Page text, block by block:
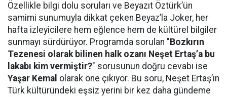
Özellikle bilgi dolu soruları ve Beyazıt Öztürk’ün
samimi sunumuyla dikkat çeken Beyaz’la Joker, her
hafta izleyicilere hem eğlence hem de kültürel bilgiler
sunmayı sürdürüyor. Programda sorulan " Bozkırın
Tezenesi olarak bilinen halk ozanı Neşet Ertaş’a bu
lakabı kim vermiştir?" sorusunun doğru cevabı ise
Yaşar Kemal olarak öne çıkıyor. Bu soru, Neşet Ertaş’ın
Türk kültüründeki eşsiz yerini bir kez daha gündeme